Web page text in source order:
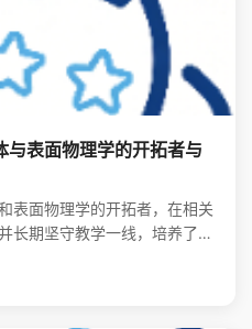
与表面物理学的开拓者与
表面物理学的开拓者，在相关
长期坚守教学一线，培养了大